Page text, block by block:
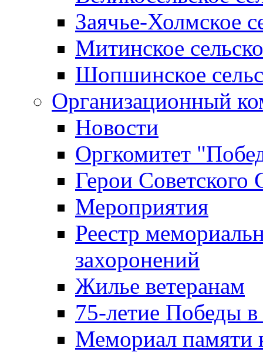
Заячье-Холмское
Митинское
Шопшинское
Организационный
Новости
Оргкомитет
Герои Советского
Мероприятия
Реестр
захоронений
Жилье ветеранам
75-летие Победы
Мемориал памяти